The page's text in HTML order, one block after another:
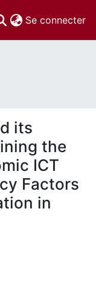
Se connecter
its
the
ICT
Factors
in